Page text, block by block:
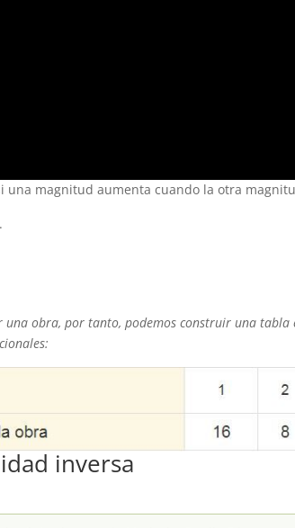
una magnitud aumenta cuando la otra
obra, por tanto, podemos construir una tabla
inversa